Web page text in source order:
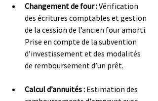
Changement de four : Vérification
des écritures comptables et gestion
de la cession de l’ancien four amorti.
Prise en compte de la subvention
d’investissement et des modalités
de remboursement d’un prêt.
Calcul d’annuités : Estimation des